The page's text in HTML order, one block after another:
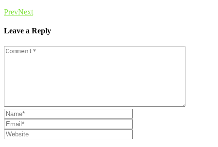
PrevNext
Leave a Reply